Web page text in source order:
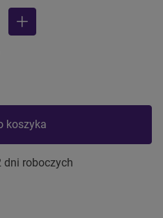
więcej
koszyka
dni roboczych